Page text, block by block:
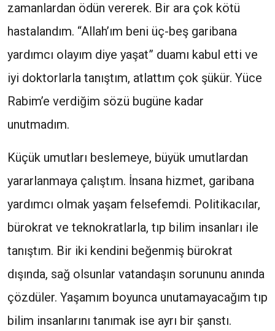
zamanlardan ödün vererek. Bir ara çok kötü
hastalandım. “Allah’ım beni üç-beş garibana
yardımcı olayım diye yaşat” duamı kabul etti ve
iyi doktorlarla tanıştım, atlattım çok şükür. Yüce
Rabim’e verdiğim sözü bugüne kadar
unutmadım.
Küçük umutları beslemeye, büyük umutlardan
yararlanmaya çalıştım. İnsana hizmet, garibana
yardımcı olmak yaşam felsefemdi. Politikacılar,
bürokrat ve teknokratlarla, tıp bilim insanları ile
tanıştım. Bir iki kendini beğenmiş bürokrat
dışında, sağ olsunlar vatandaşın sorununu anında
çözdüler. Yaşamım boyunca unutamayacağım tıp
bilim insanlarını tanımak ise ayrı bir şanstı.